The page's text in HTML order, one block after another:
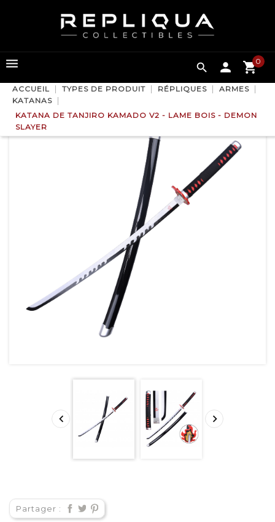
 0
ACCUEIL TYPES DE PRODUIT RÉPLIQUES
ARMES
KATANAS
KATANA DE TANJIRO KAMADO V2 - LAME BOIS - DEMON
SLAYER
 
Partager :